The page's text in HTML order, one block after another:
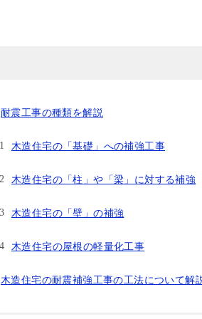
耐震工事の種類を解説
木造住宅の「基礎」への補強工事
木造住宅の「柱」や「梁」に対する補強
木造住宅の「壁」の補強
木造住宅の屋根の軽量化工事
木造住宅の耐震補強工事の工法について解